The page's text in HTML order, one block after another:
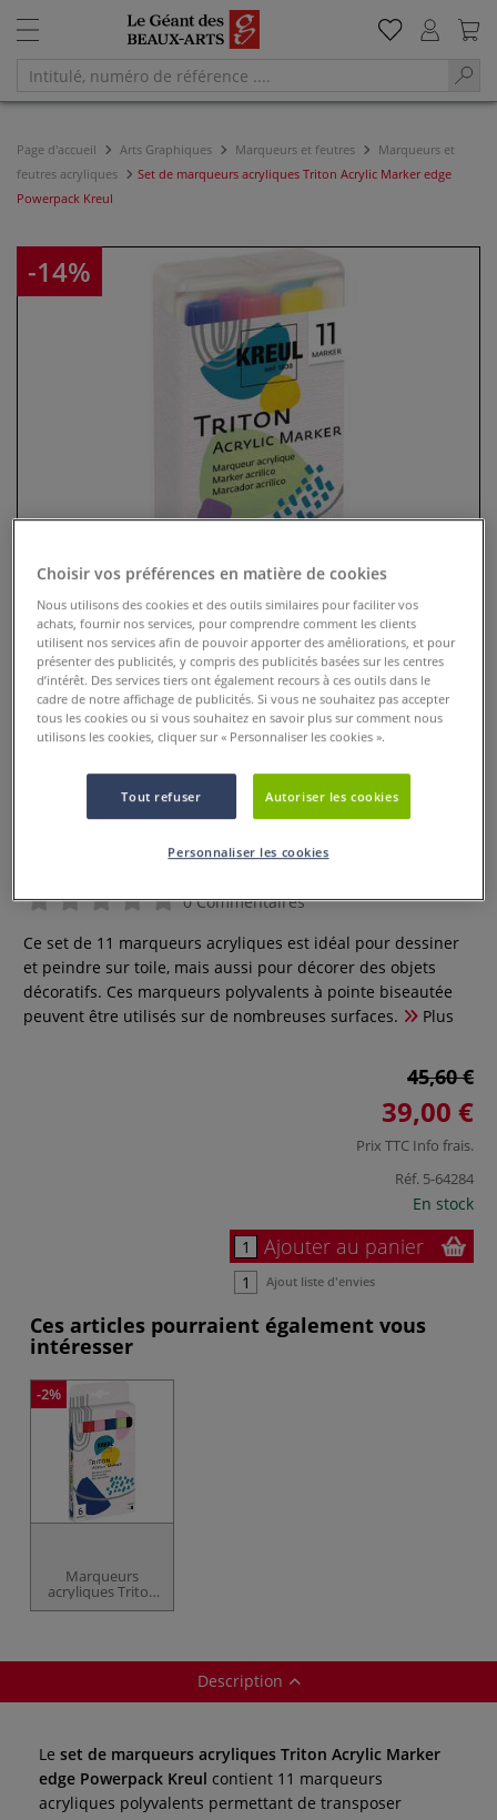
Page d'accueil Arts Graphiques Marqueurs et feutres
Marqueurs et
feutres acryliques
Set de marqueurs acryliques Triton Acrylic Marker edge
Powerpack Kreul
-14%
Set de marqueurs acryliques
Triton Acrylic Marker edge
Powerpack Kreul
0 Commentaires
Ce set de 11 marqueurs acryliques est idéal pour dessiner
et peindre sur toile, mais aussi pour décorer des objets
décoratifs. Ces marqueurs polyvalents à pointe biseautée
peuvent être utilisés sur de nombreuses surfaces.
Plus
45,60 €
39,00 €
Prix TTC Info frais.
Réf. 5-64284
En stock
Ajouter au panier
Ajout liste d'envies
Ces articles pourraient également vous
intéresser
-2%
Marqueurs
acryliques Triton
Acrylic Kreul
Description
Le set de marqueurs acryliques Triton Acrylic Marker
edge Powerpack Kreul contient 11 marqueurs
acryliques polyvalents permettant de transposer
Choisir vos préférences en matière de cookies
Nous utilisons des cookies et des outils similaires pour faciliter vos
achats, fournir nos services, pour comprendre comment les clients
utilisent nos services afin de pouvoir apporter des améliorations, et pour
présenter des publicités, y compris des publicités basées sur les centres
d’intérêt. Des services tiers ont également recours à ces outils dans le
cadre de notre affichage de publicités. Si vous ne souhaitez pas accepter
tous les cookies ou si vous souhaitez en savoir plus sur comment nous
utilisons les cookies, cliquer sur « Personnaliser les cookies ».
Tout refuser Autoriser les cookies
Personnaliser les cookies